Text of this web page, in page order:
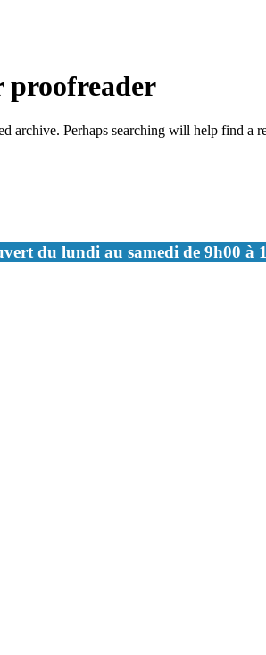
proofreader
archive. Perhaps searching will help find a
du lundi au samedi de 9h00 à